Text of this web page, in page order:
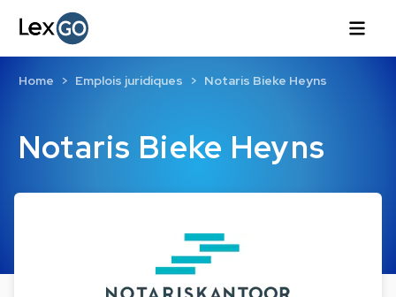
Notaris Bieke Heyns
Home Emplois juridiques Notaris Bieke Heyns